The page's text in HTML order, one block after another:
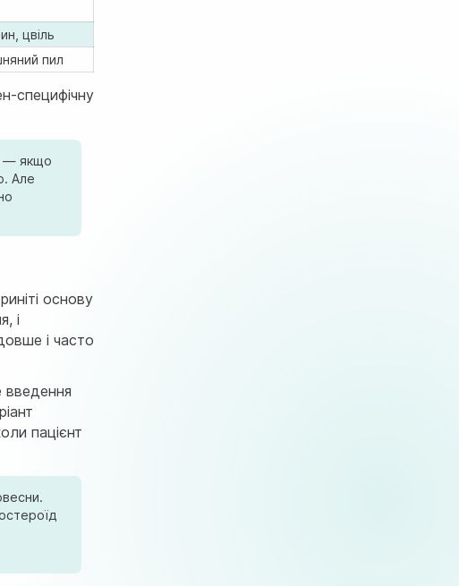
цвіль
пил
специфічну
— якщо
Але
основу
і
і часто
введення
пацієнт